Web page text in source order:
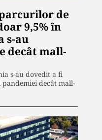
de
9,5% în
s-au
decât mall-
s-au dovedit a fi
decât mall-